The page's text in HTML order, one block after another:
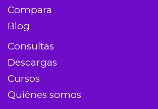
Compara
Blog
Consultas
Descargas
Cursos
Quiénes somos